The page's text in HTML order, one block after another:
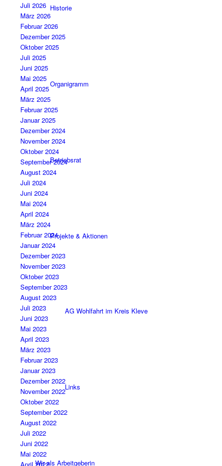
Historie
Organigramm
Betriebsrat
Projekte & Aktionen
AG Wohlfahrt im Kreis Kleve
Links
Wir als Arbeitgeberin
Juli 2026
März 2026
Februar 2026
Dezember 2025
Oktober 2025
Juli 2025
Juni 2025
Mai 2025
April 2025
März 2025
Februar 2025
Januar 2025
Dezember 2024
November 2024
Oktober 2024
September 2024
August 2024
Juli 2024
Juni 2024
Mai 2024
April 2024
März 2024
Februar 2024
Januar 2024
Dezember 2023
November 2023
Oktober 2023
September 2023
August 2023
Juli 2023
Juni 2023
Mai 2023
April 2023
März 2023
Februar 2023
Januar 2023
Dezember 2022
November 2022
Oktober 2022
September 2022
August 2022
Juli 2022
Juni 2022
Mai 2022